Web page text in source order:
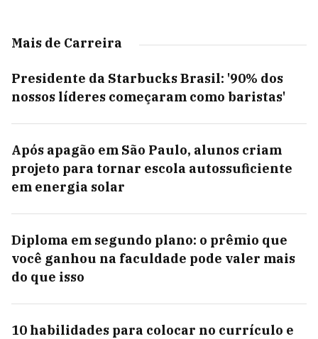
Mais de Carreira
Presidente da Starbucks Brasil: '90% dos
nossos líderes começaram como baristas'
Após apagão em São Paulo, alunos criam
projeto para tornar escola autossuficiente
em energia solar
Diploma em segundo plano: o prêmio que
você ganhou na faculdade pode valer mais
do que isso
10 habilidades para colocar no currículo e